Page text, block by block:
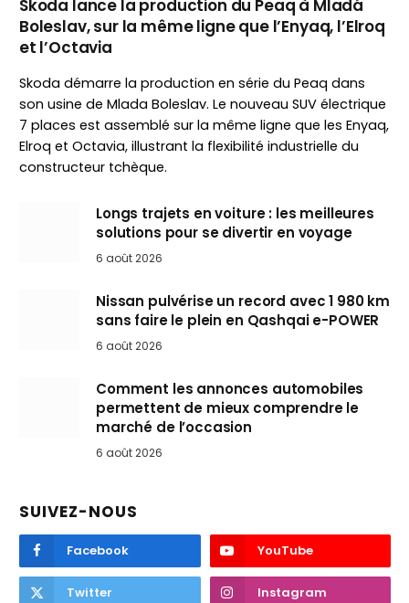
Skoda lance la production du Peaq à Mladá
Boleslav, sur la même ligne que l’Enyaq, l’Elroq
et l’Octavia
Skoda démarre la production en série du Peaq dans
son usine de Mlada Boleslav. Le nouveau SUV électrique
7 places est assemblé sur la même ligne que les Enyaq,
Elroq et Octavia, illustrant la flexibilité industrielle du
constructeur tchèque.
Longs trajets en voiture : les meilleures
solutions pour se divertir en voyage
6 août 2026
Nissan pulvérise un record avec 1 980 km
sans faire le plein en Qashqai e-POWER
6 août 2026
Comment les annonces automobiles
permettent de mieux comprendre le
marché de l’occasion
6 août 2026
SUIVEZ-NOUS
Facebook YouTube
Twitter Instagram